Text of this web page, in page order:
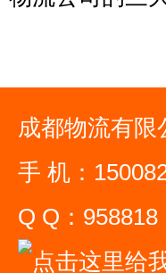
成都物流有限
手 机：
Q Q：958818